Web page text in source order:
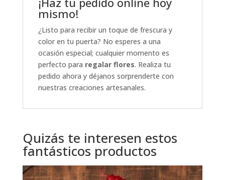
mismo!
¿Listo para recibir un toque de frescura y
color en tu puerta? No esperes a una
ocasión especial; cualquier momento es
perfecto para regalar flores. Realiza tu
pedido ahora y déjanos sorprenderte con
nuestras creaciones artesanales.
Quizás te interesen estos
fantásticos productos